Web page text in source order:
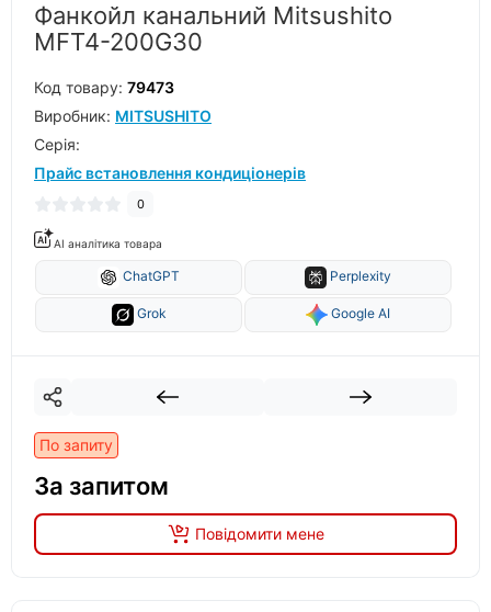
Фанкойл канальний Mitsushito
MFT4-200G30
Код товару: 79473
Виробник: MITSUSHITO
Серiя:
Прайс встановлення кондиціонерів
0
AI аналітика товара
ChatGPT Perplexity
Grok Google AI
По запиту
За запитом
Повідомити мене